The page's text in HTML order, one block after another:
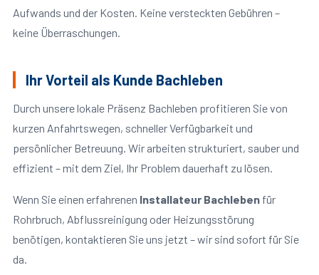
Aufwands und der Kosten. Keine versteckten Gebühren –
keine Überraschungen.
Ihr Vorteil als Kunde Bachleben
Durch unsere lokale Präsenz Bachleben profitieren Sie von
kurzen Anfahrtswegen, schneller Verfügbarkeit und
persönlicher Betreuung. Wir arbeiten strukturiert, sauber und
effizient – mit dem Ziel, Ihr Problem dauerhaft zu lösen.
Wenn Sie einen erfahrenen Installateur Bachlebenfür
Rohrbruch, Abflussreinigung oder Heizungsstörung
benötigen, kontaktieren Sie uns jetzt – wir sind sofort für Sie
da.